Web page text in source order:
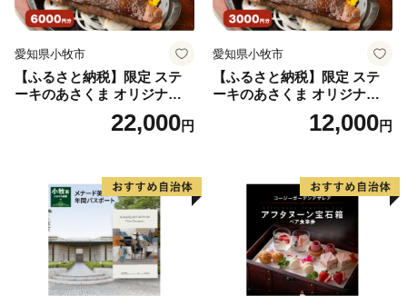
愛知県小牧市
【ふるさと納税】限定 ステ
ーキのあさくま オリジナル
お食事券 6000円 お好きなメ
ニュー 好きなだけ コーンス
県 小牧店 小牧市 チケット 送
料無料
22,000円
愛知県小牧市
【ふるさと納税】限定 ステ
ーキのあさくま オリジナル
お食事券 3000円 お好きなメ
ニュー 好きなだけ コーンス
県 小牧店 小牧市 チケット 送
12,000円